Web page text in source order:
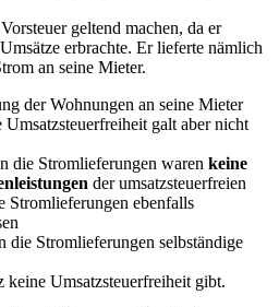
geltend machen, da er
erbrachte. Er lieferte nämlich
an seine Mieter.
der Wohnungen an seine Mieter
Umsatzsteuerfreiheit galt aber nicht
die Stromlieferungen waren keine
der umsatzsteuerfreien
Stromlieferungen ebenfalls
die Stromlieferungen selbständige
keine Umsatzsteuerfreiheit gibt.